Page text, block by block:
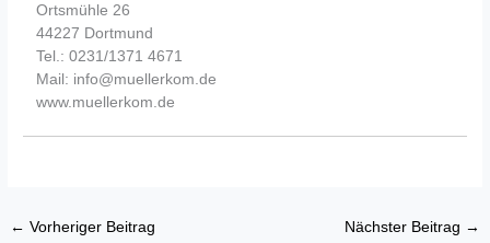
Ortsmühle 26
44227 Dortmund
Tel.: 0231/1371 4671
Mail: info@muellerkom.de
www.muellerkom.de
← Vorheriger Beitrag Nächster Beitrag →